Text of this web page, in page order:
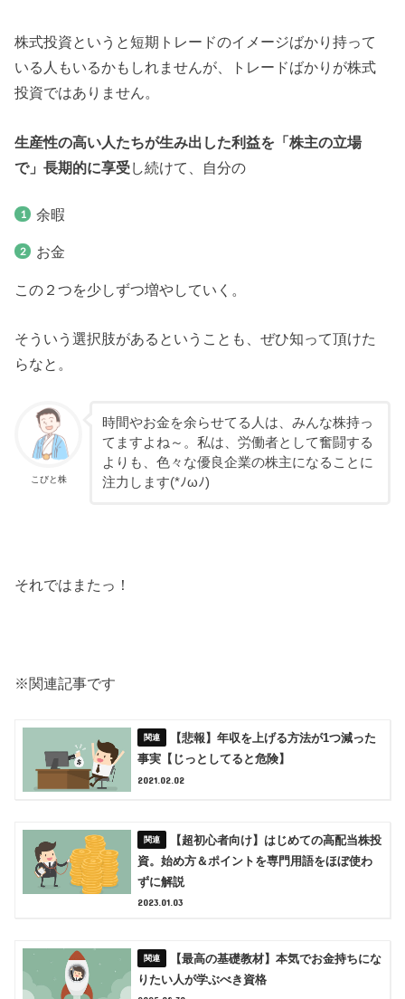
株式投資というと短期トレードのイメージばかり持って
いる人もいるかもしれませんが、トレードばかりが株式
投資ではありません。
生産性の高い人たちが生み出した利益を「株主の立場
で」長期的に享受し続けて、自分の
余暇
お金
この２つを少しずつ増やしていく。
そういう選択肢があるということも、ぜひ知って頂けた
らなと。
こびと株
時間やお金を余らせてる人は、みんな株持っ
てますよね～。私は、労働者として奮闘する
よりも、色々な優良企業の株主になることに
注力します(*ﾉωﾉ)
それではまたっ！
※関連記事です
【悲報】年収を上げる方法が1つ減った
事実【じっとしてると危険】
2021.02.02
【超初心者向け】はじめての高配当株投
資。始め方＆ポイントを専門用語をほぼ使わ
ずに解説
2023.01.03
【最高の基礎教材】本気でお金持ちにな
りたい人が学ぶべき資格